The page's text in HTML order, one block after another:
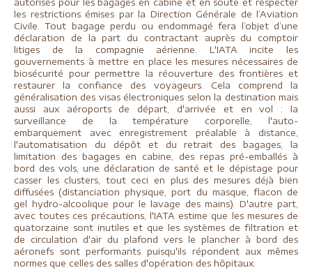
autorisés pour les bagages en cabine et en soute et respecter
les restrictions émises par la Direction Générale de l’Aviation
Civile. Tout bagage perdu ou endommagé fera l’objet d’une
déclaration de la part du contractant auprès du comptoir
litiges de la compagnie aérienne. L'IATA incite les
gouvernements à mettre en place les mesures nécessaires de
biosécurité pour permettre la réouverture des frontières et
restaurer la confiance des voyageurs. Cela comprend la
généralisation des visas électroniques selon la destination mais
aussi aux aéroports de départ, d'arrivée et en vol : la
surveillance de la température corporelle, l'auto-
embarquement avec enregistrement préalable à distance,
l'automatisation du dépôt et du retrait des bagages, la
limitation des bagages en cabine, des repas pré-emballés à
bord des vols, une déclaration de santé et le dépistage pour
casser les clusters, tout ceci en plus des mesures déjà bien
diffusées (distanciation physique, port du masque, flacon de
gel hydro-alcoolique pour le lavage des mains). D'autre part,
avec toutes ces précautions, l'IATA estime que les mesures de
quatorzaine sont inutiles et que les systèmes de filtration et
de circulation d'air du plafond vers le plancher à bord des
aéronefs sont performants puisqu'ils répondent aux mêmes
normes que celles des salles d'opération des hôpitaux.